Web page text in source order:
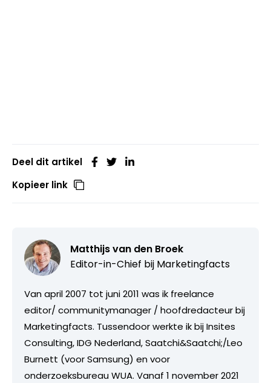
Deel dit artikel
Kopieer link
Matthijs van den Broek
Editor-in-Chief bij Marketingfacts
Van april 2007 tot juni 2011 was ik freelance
editor/ communitymanager / hoofdredacteur bij
Marketingfacts. Tussendoor werkte ik bij Insites
Consulting, IDG Nederland, Saatchi&Saatchi;/Leo
Burnett (voor Samsung) en voor
onderzoeksbureau WUA. Vanaf 1 november 2021